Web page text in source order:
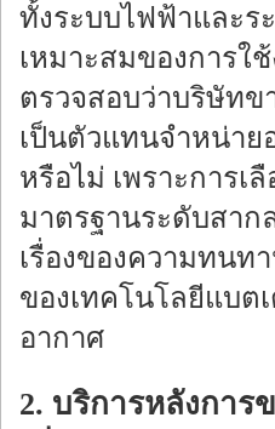
ทั้งระบบไฟฟ้าและ
เหมาะสมของการใ
ตรวจสอบว่าบริษัทข
เป็นตัวแทนจำหน่าย
หรือไม่ เพราะการเ
มาตรฐานระดับสาก
เรื่องของความทนท
ของเทคโนโลยีแบต
อากาศ
2. บริการหลังการ